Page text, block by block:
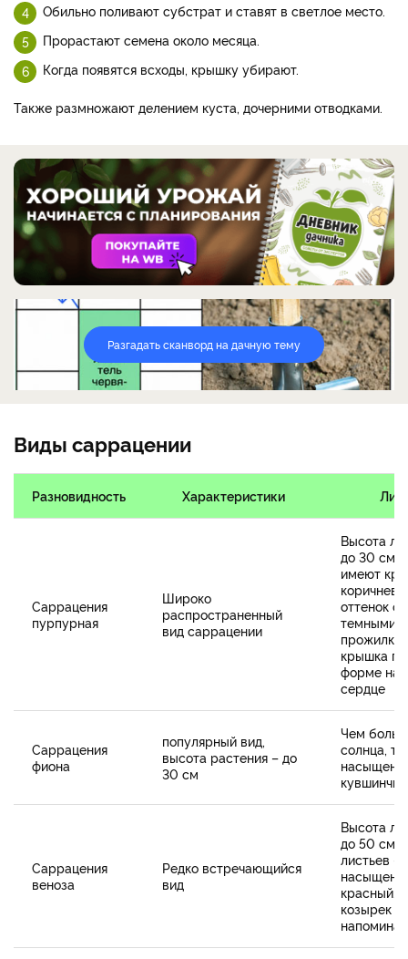
Обильно поливают субстрат и ставят в светлое место.
Прорастают семена около месяца.
Когда появятся всходы, крышку убирают.
Также размножают делением куста, дочерними отводками.
Разгадать сканворд на дачную тему
Виды саррацении
Разновидность Характеристики
Саррацения
пурпурная
Широко
распространенный
вид саррацении
Высота
до 30 см.
имеют
оттенок с
темными
крышка
форме
сердце
Саррацения
фиона
популярный вид,
высота растения – до
30 см
Чем
солнца,
Саррацения
веноза
Редко встречающийся
вид
Высота
до 50 см.
листьев –
красный.
козырек